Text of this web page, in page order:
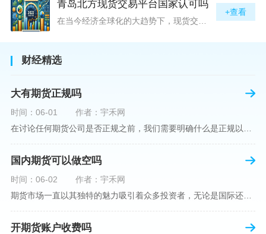
青岛北方现货交易平台国家认可吗
+查看
财经精选
大有期货正规吗
时间：06-01
作者：宇禾网
国内期货可以做空吗
时间：06-02
作者：宇禾网
期货市场一直以其独特的魅力吸引着众多投资者，无论是国际还是国内场景下，其波澜壮阔的市场行情都给予了投资者无限遐想。今天，我们将深入探讨一个特别的问题——"国内期货可以做空吗"？这个问题不仅关乎投资者的策略布局，更涉及到期货市场机制的基本理解。在深入探讨之前，我们首先需要明确几个期货市场的基础概念。期货，是指在标准化合约基础上，双方承诺在未来某一特定时间以约定价格买卖一定数量的商品或金融产品的合约。它允訸投资者通过买入（做多）或卖出（做空）合约来预测未来价格的变动。我们来揭开国
开期货账户收费吗